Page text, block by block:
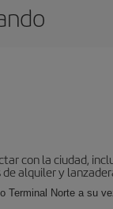
con la ciudad,
alquiler y
Terminal Norte a su